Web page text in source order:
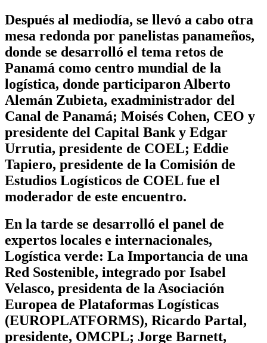
Después al mediodía, se llevó a cabo otra
mesa redonda por panelistas panameños,
donde se desarrolló el tema retos de
Panamá como centro mundial de la
logística, donde participaron Alberto
Alemán Zubieta, exadministrador del
Canal de Panamá; Moisés Cohen, CEO y
presidente del Capital Bank y Edgar
Urrutia, presidente de COEL; Eddie
Tapiero, presidente de la Comisión de
Estudios Logísticos de COEL fue el
moderador de este encuentro.
En la tarde se desarrolló el panel de
expertos locales e internacionales,
Logística verde: La Importancia de una
Red Sostenible, integrado por Isabel
Velasco, presidenta de la Asociación
Europea de Plataformas Logísticas
(EUROPLATFORMS), Ricardo Partal,
presidente, OMCPL; Jorge Barnett,